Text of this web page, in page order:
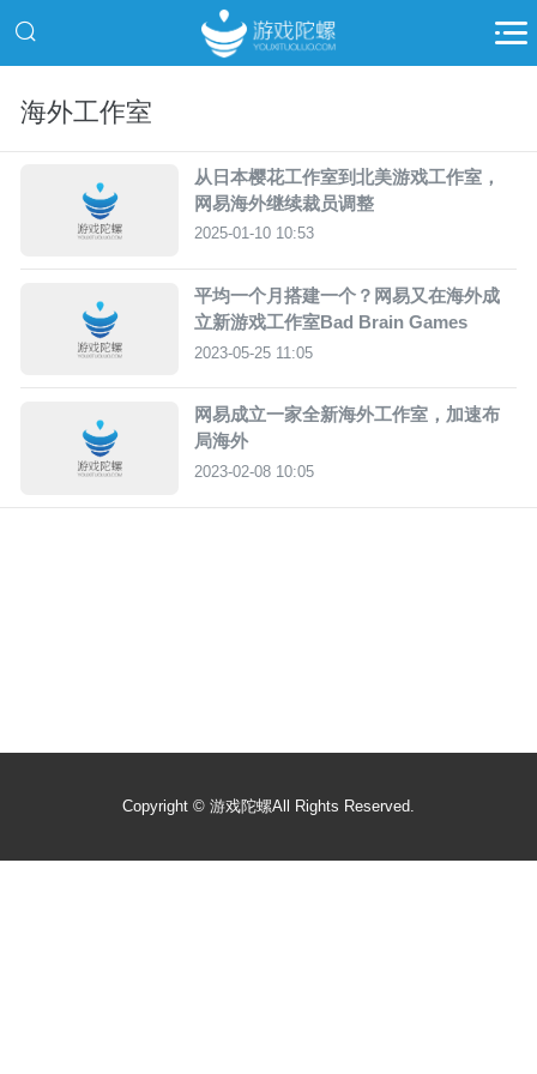
海外工作室
从日本樱花工作室到北美游戏工作室，
网易海外继续裁员调整
2025-01-10 10:53
平均一个月搭建一个？网易又在海外成
立新游戏工作室Bad Brain Games
2023-05-25 11:05
网易成立一家全新海外工作室，加速布
局海外
2023-02-08 10:05
Copyright © 游戏陀螺All Rights Reserved.